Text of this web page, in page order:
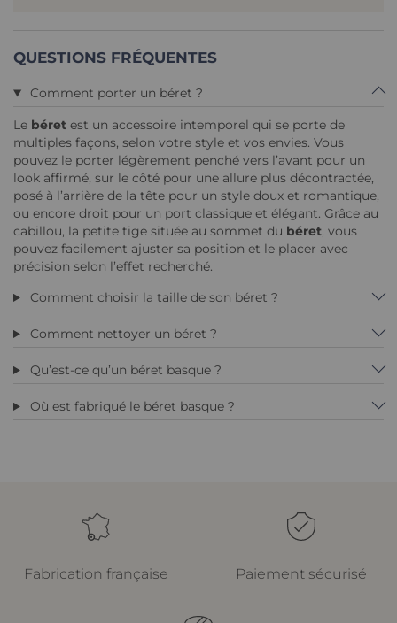
QUESTIONS FRÉQUENTES
Comment porter un béret ?
Le béret est un accessoire intemporel qui se porte de
multiples façons, selon votre style et vos envies. Vous
pouvez le porter légèrement penché vers l’avant pour un
look affirmé, sur le côté pour une allure plus décontractée,
posé à l’arrière de la tête pour un style doux et romantique,
ou encore droit pour un port classique et élégant. Grâce au
cabillou, la petite tige située au sommet du béret, vous
pouvez facilement ajuster sa position et le placer avec
précision selon l’effet recherché.
Comment choisir la taille de son béret ?
Comment nettoyer un béret ?
Qu’est-ce qu’un béret basque ?
Où est fabriqué le béret basque ?
Fabrication française Paiement sécurisé